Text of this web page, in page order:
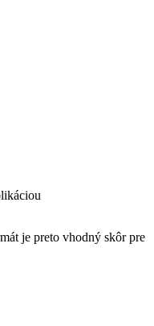
je preto vhodný skôr pre